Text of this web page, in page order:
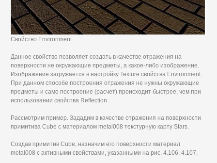
Свойство Environment
Данное свойство позволяет создать в качестве отражения на
поверхности не окружающие предметы, а какое-либо изображение.
Изображение загружается в настройку Texture свойства Environment.
При данном способе построения отражения не нужны окружающие
предметы и само построение (расчет) происходит быстрее, чем при
использовании свойства Reflection.
Рассмотрим пример. Зададим в качестве отражения на поверхности
примитива Cube с материалом metal008 текстурную карту Stars.
Создав примитив Cube, назначим его поверхности материал
metal008 с активными свойствами, указанными на рис. 4.106, 4.107.